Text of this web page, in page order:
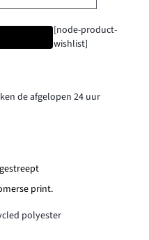
[node-product-
wishlist]
de afgelopen 24 uur
print.
polyester